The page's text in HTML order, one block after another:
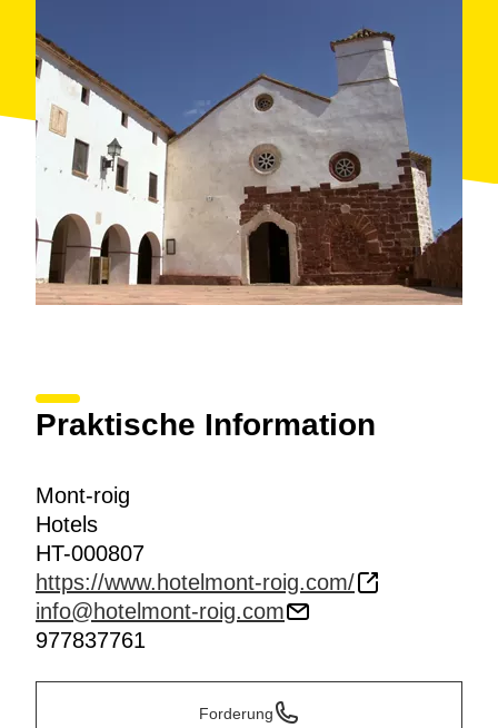
Praktische Information
Mont-roig
Hotels
HT-000807
https://www.hotelmont-roig.com/
info@hotelmont-roig.com
977837761
Forderung